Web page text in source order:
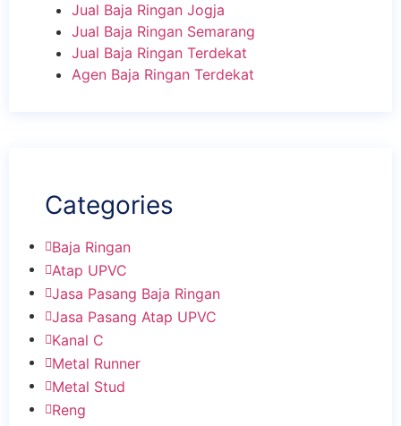
Jual Baja Ringan Jogja
Jual Baja Ringan Semarang
Jual Baja Ringan Terdekat
Agen Baja Ringan Terdekat
Categories
Baja Ringan
Atap UPVC
Jasa Pasang Baja Ringan
Jasa Pasang Atap UPVC
Kanal C
Metal Runner
Metal Stud
Reng